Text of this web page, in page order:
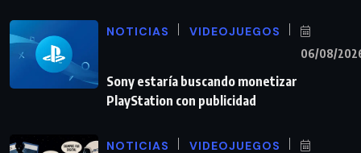
NOTICIAS VIDEOJUEGOS
06/08/
Sony estaría buscando monetizar
PlayStation con publicidad
NOTICIAS VIDEOJUEGOS